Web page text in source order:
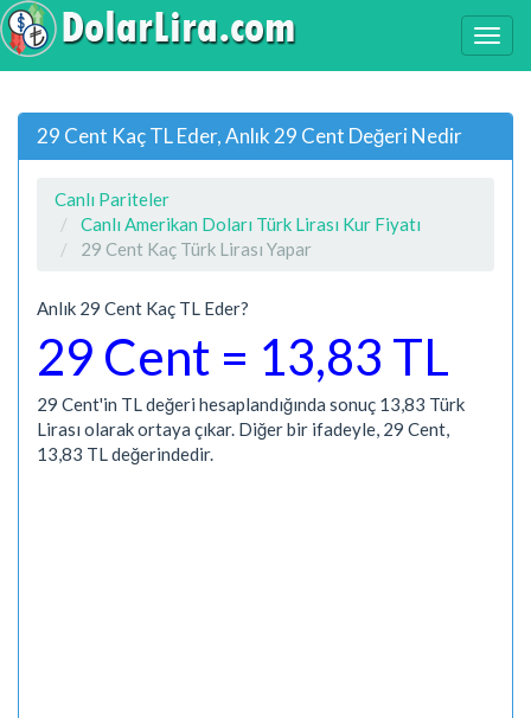
29 Cent Kaç TL Eder, Anlık 29 Cent Değeri Nedir
Canlı Pariteler
Canlı Amerikan Doları Türk Lirası Kur Fiyatı
29 Cent Kaç Türk Lirası Yapar
Anlık 29 Cent Kaç TL Eder?
29 Cent = 13,83 TL
29 Cent'in TL değeri hesaplandığında sonuç 13,83 Türk
Lirası olarak ortaya çıkar. Diğer bir ifadeyle, 29 Cent,
13,83 TL değerindedir.